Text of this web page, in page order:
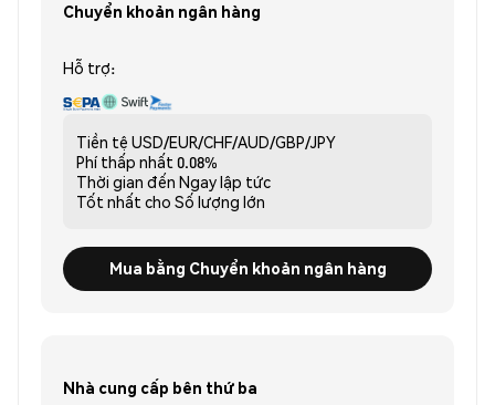
Chuyển khoản ngân hàng
Hỗ trợ:
Tiền tệ USD/EUR/CHF/AUD/GBP/JPY
Phí thấp nhất 0.08%
Thời gian đến Ngay lập tức
Tốt nhất cho Số lượng lớn
Mua bằng Chuyển khoản ngân hàng
Nhà cung cấp bên thứ ba